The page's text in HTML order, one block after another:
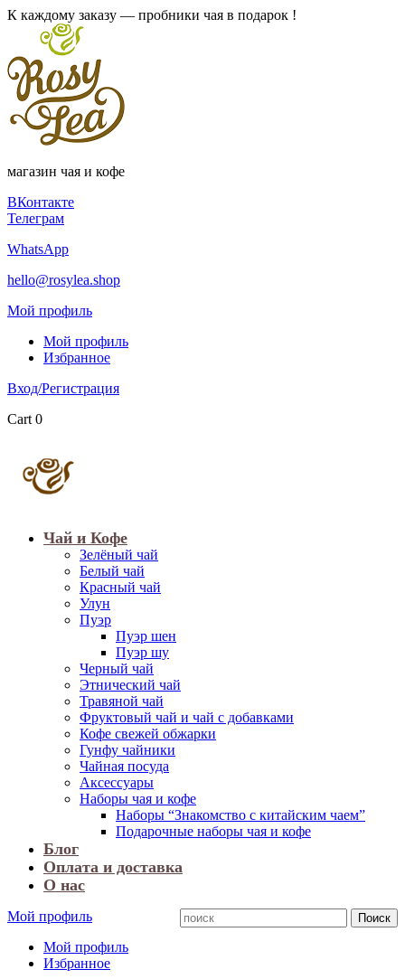
К каждому заказу — пробники чая в подарок !
магазин чая и кофе
ВКонтакте
Телеграм
WhatsApp
hello@rosylea.shop
Мой профиль
Мой профиль
Избранное
Вход/Регистрация
Cart 0
Чай и Кофе
Зелёный чай
Белый чай
Красный чай
Улун
Пуэр
Пуэр шен
Пуэр шу
Черный чай
Этнический чай
Травяной чай
Фруктовый чай и чай с добавками
Кофе свежей обжарки
Гунфу чайники
Чайная посуда
Аксессуары
Наборы чая и кофе
Наборы “Знакомство с китайским чаем”
Подарочные наборы чая и кофе
Блог
Оплата и доставка
О нас
Мой профиль
Мой профиль
Избранное